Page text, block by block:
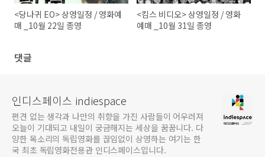
<당나귀 EO> 상영일정 / 영화예
매 _10월 22일 종영
<킴스 비디오> 상영일정 / 영화
예매 _10월 31일 종영
댓글
인디스페이스 indiespace
편견 없는 생각과 나만의 취향을 가진 사람들이 어우러져
오늘이 기대되고 내일이 궁금해지는 세상을 꿈꿉니다. 다
양한 목소리의 독립영화를 끊임없이 상영하는 여기는 한
국 최초 독립영화전용관 인디스페이스입니다.